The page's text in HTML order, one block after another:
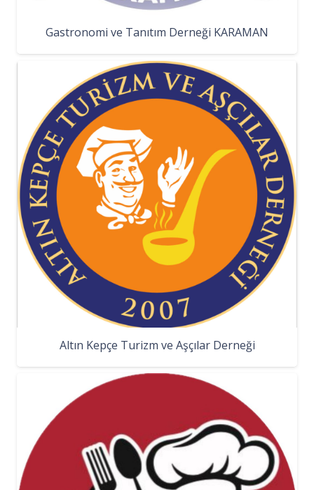
Gastronomi ve Tanıtım Derneği KARAMAN
Altın Kepçe Turizm ve Aşçılar Derneği